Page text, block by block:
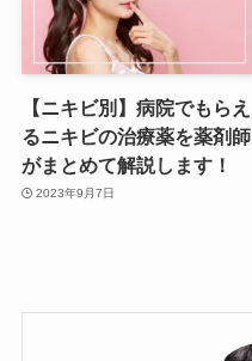
【ニキビ別】病院でもらえ
るニキビの治療薬を薬剤師
がまとめて解説します！
2023年9月7日